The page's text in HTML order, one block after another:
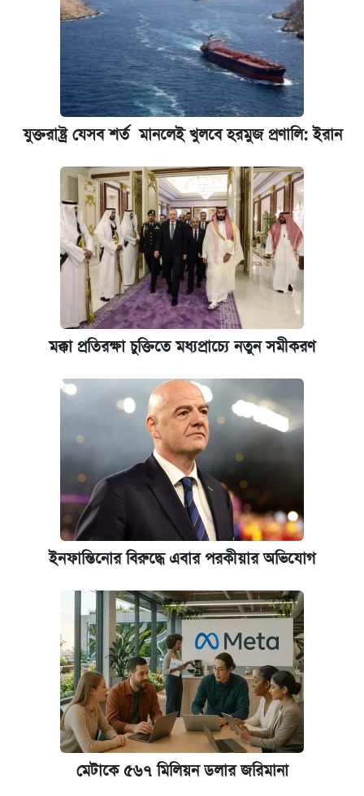
আবেদন শুরু
যুক্তরাষ্ট্র যেসব শর্ত মানলেই খুলবে হরমুজ প্রণালি: ইরান
মক্কা প্রতিরক্ষা চুক্তিতে মধ্যপ্রাচ্যে নতুন সমীকরণ
ইনফান্তিনোর বিরুদ্ধে এবার পরকীয়ার অভিযোগ
মেটাকে ৫৬৭ মিলিয়ন ডলার জরিমানা